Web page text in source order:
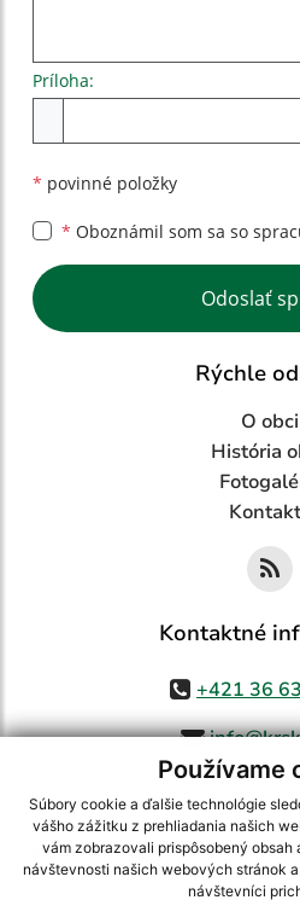
Používame
Súbory cookie a ďalšie technológie
vášho zážitku z prehliadania našich
vám zobrazovali prispôsobený obsah
návštevnosti našich webových stránok
návštevníci
Príloha:
* povinné položky
* Oboznámil som sa so
Google reCaptcha Response
Odoslať
Rýchle
O obci
História
Kontaktné
+421 36
využite možnosť získavania
CMS systém (redakčný) systém
webex.digital, s.r.o.,